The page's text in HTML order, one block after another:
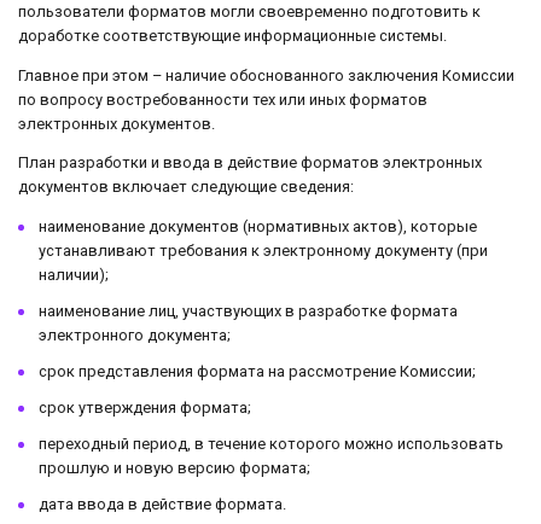
пользователи форматов могли своевременно подготовить к
доработке соответствующие информационные системы.
Главное при этом – наличие обоснованного заключения Комиссии
по вопросу востребованности тех или иных форматов
электронных документов.
План разработки и ввода в действие форматов электронных
документов включает следующие сведения:
наименование документов (нормативных актов), которые
устанавливают требования к электронному документу (при
наличии);
наименование лиц, участвующих в разработке формата
электронного документа;
срок представления формата на рассмотрение Комиссии;
срок утверждения формата;
переходный период, в течение которого можно использовать
прошлую и новую версию формата;
дата ввода в действие формата.